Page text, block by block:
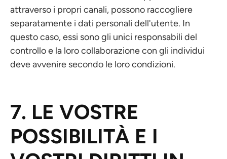
attraverso i propri canali, possono raccogliere
separatamente i dati personali dell'utente. In
questo caso, essi sono gli unici responsabili del
controllo e la loro collaborazione con gli individui
deve avvenire secondo le loro condizioni.
7. LE VOSTRE
POSSIBILITÀ E I